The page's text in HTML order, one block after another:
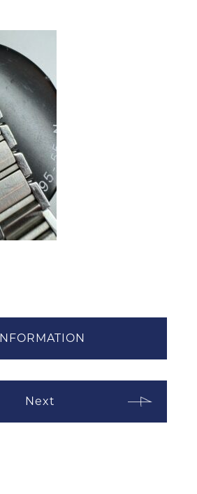
Next